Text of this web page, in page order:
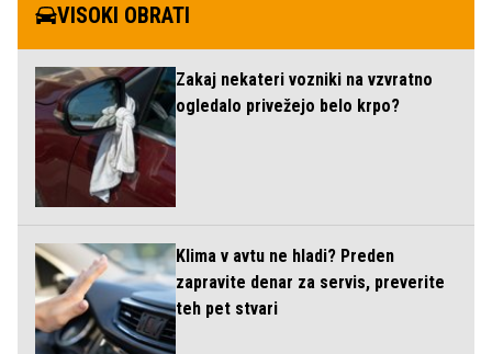
VISOKI OBRATI
Zakaj nekateri vozniki na vzvratno
ogledalo privežejo belo krpo?
Klima v avtu ne hladi? Preden
zapravite denar za servis, preverite
teh pet stvari